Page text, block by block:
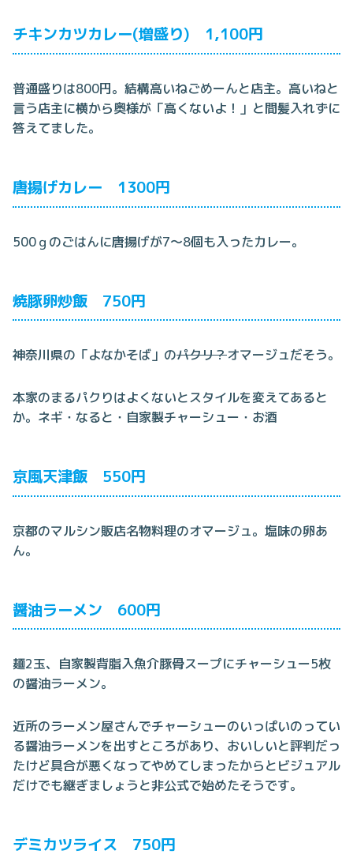
チキンカツカレー(増盛り) 1,100円
普通盛りは800円。結構高いねごめーんと店主。高いねと
言う店主に横から奥様が「高くないよ！」と間髪入れずに
答えてました。
唐揚げカレー 1300円
500ｇのごはんに唐揚げが7～8個も入ったカレー。
焼豚卵炒飯 750円
神奈川県の「よなかそば」のパクリ？オマージュだそう。
本家のまるパクりはよくないとスタイルを変えてあると
か。ネギ・なると・自家製チャーシュー・お酒
京風天津飯 550円
京都のマルシン販店名物料理のオマージュ。塩味の卵あ
ん。
醤油ラーメン 600円
麺2玉、自家製背脂入魚介豚骨スープにチャーシュー5枚
の醤油ラーメン。
近所のラーメン屋さんでチャーシューのいっぱいのってい
る醤油ラーメンを出すところがあり、おいしいと評判だっ
たけど具合が悪くなってやめてしまったからとビジュアル
だけでも継ぎましょうと非公式で始めたそうです。
デミカツライス 750円